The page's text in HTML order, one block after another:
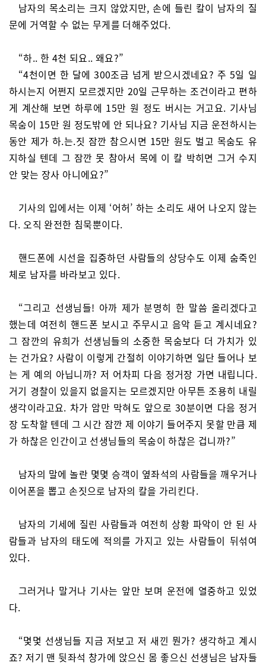
남자의 목소리는 크지 않았지만, 손에 들린 칼이 남자의 질
문에 거역할 수 없는 무게를 더해주었다.
“하.. 한 4천 되요.. 왜요?”
“4천이면 한 달에 300조금 넘게 받으시겠네요? 주 5일 일
하시는지 어쩐지 모르겠지만 20일 근무하는 조건이라고 편하
게 계산해 보면 하루에 15만 원 정도 버시는 거고요. 기사님
목숨이 15만 원 정도밖에 안 되나요? 기사님 지금 운전하시는
동안 제가 하.는.짓 잠깐 참으시면 15만 원도 벌고 목숨도 유
지하실 텐데 그 잠깐 못 참아서 목에 이 칼 박히면 그거 수지
안 맞는 장사 아니에요?”
기사의 입에서는 이제 ‘어허’ 하는 소리도 새어 나오지 않는
다. 오직 완전한 침묵뿐이다.
핸드폰에 시선을 집중하던 사람들의 상당수도 이제 숨죽인
체로 남자를 바라보고 있다.
“그리고 선생님들! 아까 제가 분명히 한 말씀 올리겠다고
했는데 여전히 핸드폰 보시고 주무시고 음악 듣고 계시네요?
그 잠깐의 유희가 선생님들의 소중한 목숨보다 더 가치가 있
는 건가요? 사람이 이렇게 간절히 이야기하면 일단 들어나 보
는 게 예의 아닙니까? 저 어차피 다음 정거장 가면 내립니다.
거기 경찰이 있을지 없을지는 모르겠지만 아무튼 조용히 내릴
생각이라고요. 차가 암만 막혀도 앞으로 30분이면 다음 정거
장 도착할 텐데 그 시간 잠깐 제 이야기 들어주지 못할 만큼 제
가 하찮은 인간이고 선생님들의 목숨이 하찮은 겁니까?”
남자의 말에 놀란 몇몇 승객이 옆좌석의 사람들을 깨우거나
이어폰을 뽑고 손짓으로 남자의 칼을 가리킨다.
남자의 기세에 질린 사람들과 여전히 상황 파악이 안 된 사
람들과 남자의 태도에 적의를 가지고 있는 사람들이 뒤섞여
있다.
그러거나 말거나 기사는 앞만 보며 운전에 열중하고 있었
다.
“몇몇 선생님들 지금 저보고 저 새낀 뭔가? 생각하고 계시
죠? 저기 맨 뒷좌석 창가에 앉으신 몸 좋으신 선생님은 남자들